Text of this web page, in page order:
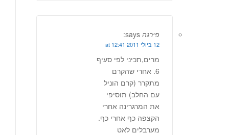
פירגה says:
12 ביולי 2011 at 12:41
מרים,תכיני לפי סעיף
6. אחרי שהקרם
מתקרר (קרם הוניל
עם החלב) תוסיפי
את המרגרינה אחרי
הקצפה כף אחרי כף.
מערבלים לאט